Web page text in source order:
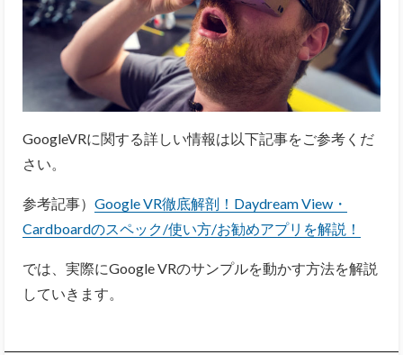
GoogleVRに関する詳しい情報は以下記事をご参考くだ
さい。
参考記事） Google VR徹底解剖！Daydream View・
Cardboardのスペック/使い方/お勧めアプリを解説！
では、実際にGoogle VRのサンプルを動かす方法を解説
していきます。